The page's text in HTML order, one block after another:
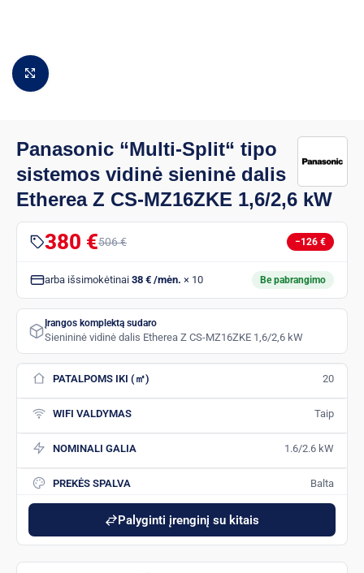
Padidinti vaizdą
Panasonic “Multi-Split“ tipo
sistemos vidinė sieninė dalis
Etherea Z CS-MZ16ZKE 1,6/2,6 kW
380 €506 € −126 €
arba išsimokėtinai 38 € /mėn. × 10 Be pabrangimo
Įrangos komplektą sudaro
Sienininė vidinė dalis Etherea Z CS-MZ16ZKE 1,6/2,6 kW
PATALPOMS IKI (㎡) 20
WIFI VALDYMAS Taip
NOMINALI GALIA 1.6/2.6 kW
PREKĖS SPALVA Balta
Palyginti įrenginį su kitais